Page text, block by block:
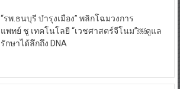
“รพ.ธนบุรี บำรุงเมือง” พลิกโฉมวงการ
แพทย์ ชู เทคโนโลยี “เวชศาสตร์จีโนม”￼ดูแล
รักษาได้ลึกถึง DNA